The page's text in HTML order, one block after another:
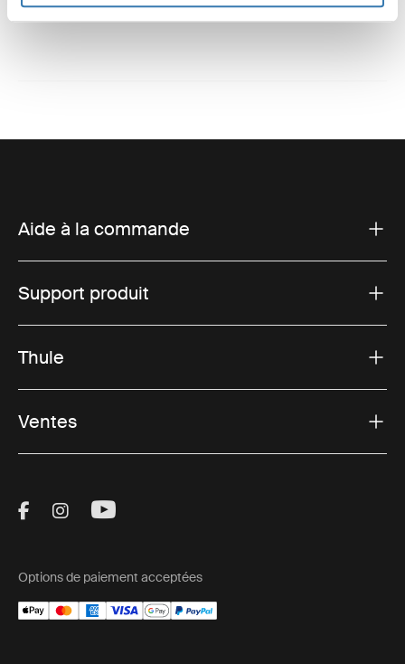
Site Web : www.thule.com
Aide à la commande
Support produit
Thule
Ventes
Visit Thule on Facebook (external link)
Visit Thule on Instagram (external link)
Visit Thule on Youtube (external
Options de paiement acceptées